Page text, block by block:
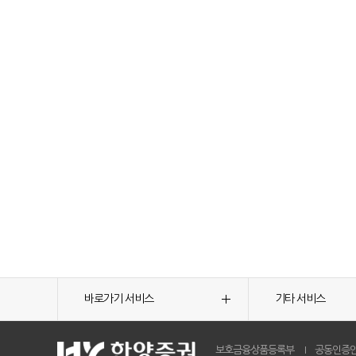
바로가기 서비스 기타 서비스
보호금융상품등록부 공동인증